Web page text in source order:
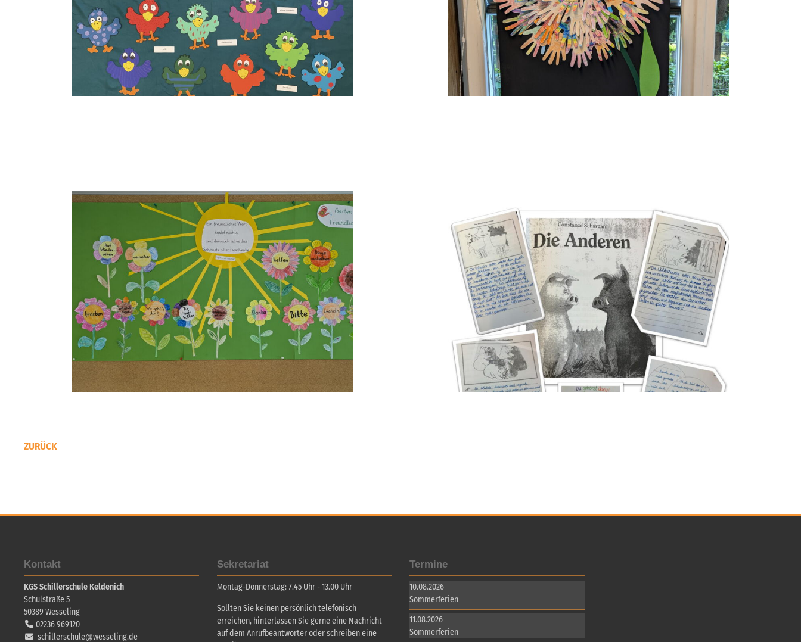
ZURÜCK
Kontakt
KGS Schillerschule Keldenich
Schulstraße 5
50389 Wesseling
02236 969120
schillerschule@wesseling.de
Sekretariat
Montag-Donnerstag: 7.45 Uhr - 13.00 Uhr
Sollten Sie keinen persönlich telefonisch
erreichen, hinterlassen Sie gerne eine Nachricht
auf dem Anrufbeantworter oder schreiben eine
Termine
10.08.2026
Sommerferien
11.08.2026
Sommerferien